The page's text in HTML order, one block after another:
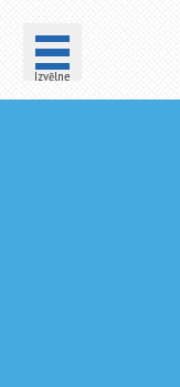
Izvēlne